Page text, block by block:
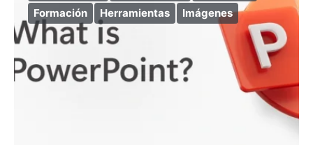
Formación
Herramientas Imágenes